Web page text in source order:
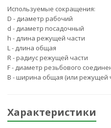
Используемые сокращения:
D - диаметр рабочий
d - диаметр посадочный
h - длина режущей части
L - длина общая
R - радиус режущей части
F - диаметр резьбового
B - ширина общая (или режущей
Характеристики